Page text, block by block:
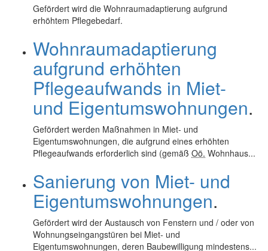
Gefördert wird die Wohnraumadaptierung aufgrund
erhöhtem Pflegebedarf.
Wohnraumadaptierung
aufgrund erhöhten
Pflegeaufwands in Miet-
und Eigentumswohnungen.
Gefördert werden Maßnahmen in Miet- und
Eigentumswohnungen, die aufgrund eines erhöhten
Pflegeaufwands erforderlich sind (gemäß Oö. Wohnhaus...
Sanierung von Miet- und
Eigentumswohnungen.
Gefördert wird der Austausch von Fenstern und / oder von
Wohnungseingangstüren bei Miet- und
Eigentumswohnungen, deren Baubewilligung mindestens...